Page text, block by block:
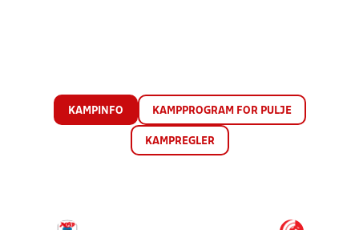
KAMPINFO KAMPPROGRAM FOR PULJE
KAMPREGLER